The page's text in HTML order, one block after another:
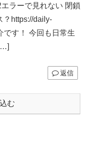
ラーで見れない 閉鎖
？https://daily-
です！ 今回も日常生
返信
む